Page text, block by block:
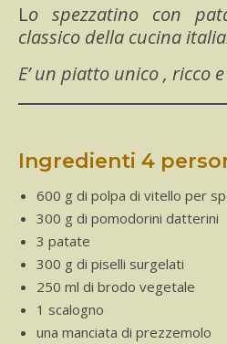
Lo spezzatino con patate e piselli è un
classico della cucina
E’ un piatto unico , ricco
Ingredienti 4
600 g di polpa di vitello per
300 g di pomodorini datterini
3 patate
300 g di piselli surgelati
250 ml di brodo vegetale
1 scalogno
una manciata di prezzemolo